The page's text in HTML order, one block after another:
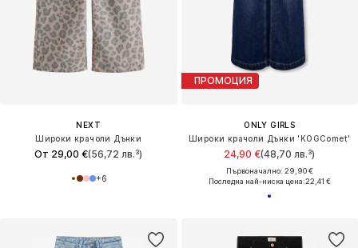
NEXT
Широки крачоли Дънки
От 29,00 €(56,72 лв.³)
+6
ПРОМОЦИЯ
ONLY GIRLS
Широки крачоли Дънки 'KOGComet'
24,90 €(48,70 лв.³)
Първоначално: 29,90 €
Последна най-ниска цена:22,41 €